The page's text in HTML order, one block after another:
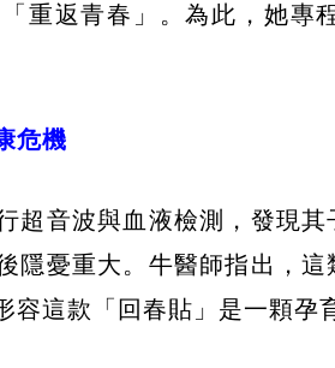
重返青春」。為此，她專
危機
超音波與血液檢測，發現
隱憂重大。牛醫師指出，
這款「回春貼」是一顆孕